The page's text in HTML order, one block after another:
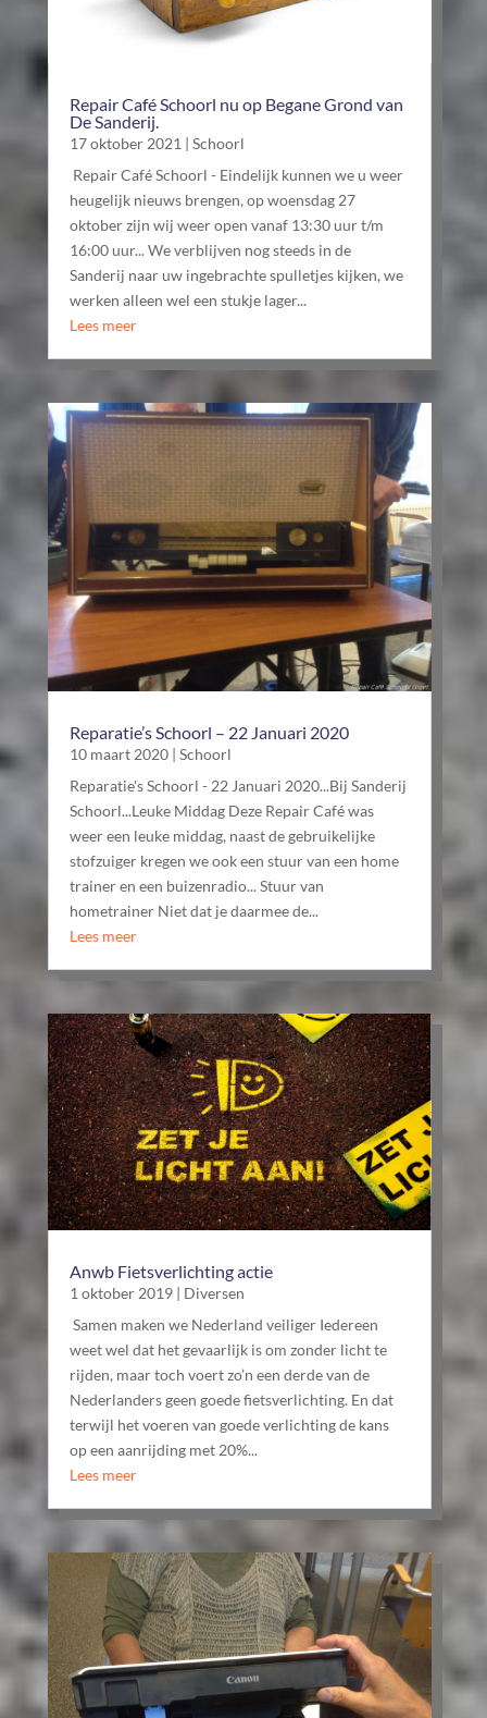
Repair Café Schoorl nu op Begane Grond van
De Sanderij.
17 oktober 2021 |Schoorl
Repair Café Schoorl - Eindelijk kunnen we u weer
heugelijk nieuws brengen, op woensdag 27
oktober zijn wij weer open vanaf 13:30 uur t/m
16:00 uur... We verblijven nog steeds in de
Sanderij naar uw ingebrachte spulletjes kijken, we
werken alleen wel een stukje lager...
Lees meer
Reparatie’s Schoorl – 22 Januari 2020
10 maart 2020 |Schoorl
Reparatie's Schoorl - 22 Januari 2020...Bij Sanderij
Schoorl...Leuke Middag Deze Repair Café was
weer een leuke middag, naast de gebruikelijke
stofzuiger kregen we ook een stuur van een home
trainer en een buizenradio... Stuur van
hometrainer Niet dat je daarmee de...
Lees meer
Anwb Fietsverlichting actie
1 oktober 2019 | Diversen
Samen maken we Nederland veiliger Iedereen
weet wel dat het gevaarlijk is om zonder licht te
rijden, maar toch voert zo’n een derde van de
Nederlanders geen goede fietsverlichting. En dat
terwijl het voeren van goede verlichting de kans
op een aanrijding met 20%...
Lees meer